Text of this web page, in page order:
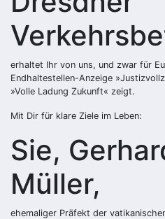
erhaltet Ihr von uns, und zwar für
Endhaltestellen-Anzeige
»Volle Ladung Zukunft« zeigt.
Mit Dir für klare Ziele im Leben:
Sie,
Müller,
ehemaliger Präfekt der